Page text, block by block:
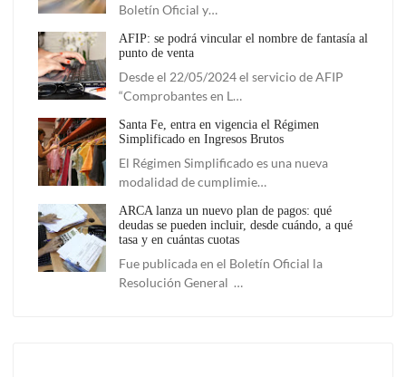
Boletín Oficial y…
AFIP: se podrá vincular el nombre de fantasía al
punto de venta
Desde el 22/05/2024 el servicio de AFIP
“Comprobantes en L…
Santa Fe, entra en vigencia el Régimen
Simplificado en Ingresos Brutos
El Régimen Simplificado es una nueva
modalidad de cumplimie…
ARCA lanza un nuevo plan de pagos: qué
deudas se pueden incluir, desde cuándo, a qué
tasa y en cuántas cuotas
Fue publicada en el Boletín Oficial la
Resolución General …